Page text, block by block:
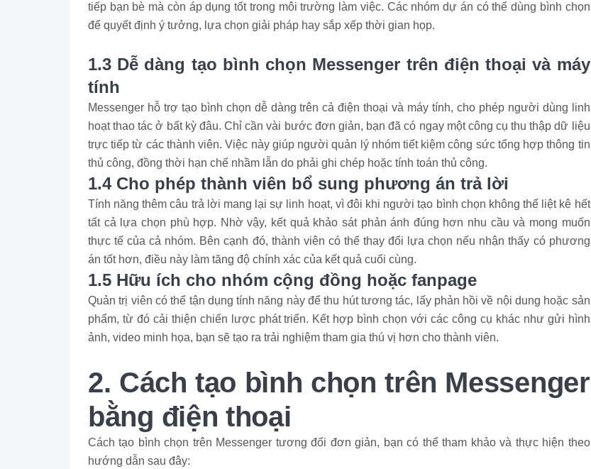
tiếp bạn bè mà còn áp dụng tốt trong môi trường làm việc. Các nhóm dự án có thể dùng bình chọn
để quyết định ý tưởng, lựa chọn giải pháp hay sắp xếp thời gian họp.
1.3 Dễ dàng tạo bình chọn Messenger trên điện thoại và máy
tính
Messenger hỗ trợ tạo bình chọn dễ dàng trên cả điện thoại và máy tính, cho phép người dùng linh
hoạt thao tác ở bất kỳ đâu. Chỉ cần vài bước đơn giản, bạn đã có ngay một công cụ thu thập dữ liệu
trực tiếp từ các thành viên. Việc này giúp người quản lý nhóm tiết kiệm công sức tổng hợp thông tin
thủ công, đồng thời hạn chế nhầm lẫn do phải ghi chép hoặc tính toán thủ công.
1.4 Cho phép thành viên bổ sung phương án trả lời
Tính năng thêm câu trả lời mang lại sự linh hoạt, vì đôi khi người tạo bình chọn không thể liệt kê hết
tất cả lựa chọn phù hợp. Nhờ vậy, kết quả khảo sát phản ánh đúng hơn nhu cầu và mong muốn
thực tế của cả nhóm. Bên cạnh đó, thành viên có thể thay đổi lựa chọn nếu nhận thấy có phương
án tốt hơn, điều này làm tăng độ chính xác của kết quả cuối cùng.
1.5 Hữu ích cho nhóm cộng đồng hoặc fanpage
Quản trị viên có thể tận dụng tính năng này để thu hút tương tác, lấy phản hồi về nội dung hoặc sản
phẩm, từ đó cải thiện chiến lược phát triển. Kết hợp bình chọn với các công cụ khác như gửi hình
ảnh, video minh họa, bạn sẽ tạo ra trải nghiệm tham gia thú vị hơn cho thành viên.
2. Cách tạo bình chọn trên Messenger
bằng điện thoại
Cách tạo bình chọn trên Messenger tương đối đơn giản, bạn có thể tham khảo và thực hiện theo
hướng dẫn sau đây: